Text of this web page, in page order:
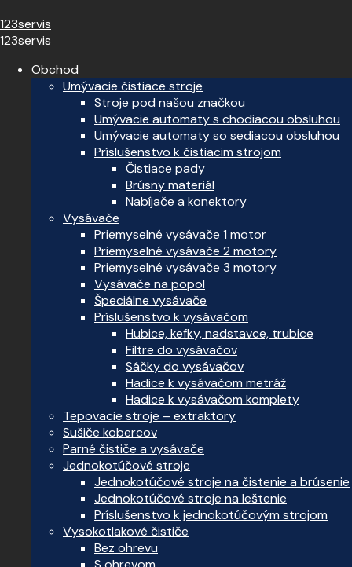
123servis
123servis
Obchod
Umývacie čistiace stroje
Stroje pod našou značkou
Umývacie automaty s chodiacou obsluhou
Umývacie automaty so sediacou obsluhou
Príslušenstvo k čistiacim strojom
Čistiace pady
Brúsny materiál
Nabíjače a konektory
Vysávače
Priemyselné vysávače 1 motor
Priemyselné vysávače 2 motory
Priemyselné vysávače 3 motory
Vysávače na popol
Špeciálne vysávače
Príslušenstvo k vysávačom
Hubice, kefky, nadstavce, trubice
Filtre do vysávačov
Sáčky do vysávačov
Hadice k vysávačom metráž
Hadice k vysávačom komplety
Tepovacie stroje – extraktory
Sušiče kobercov
Parné čističe a vysávače
Jednokotúčové stroje
Jednokotúčové stroje na čistenie a brúsenie
Jednokotúčové stroje na leštenie
Príslušenstvo k jednokotúčovým strojom
Vysokotlakové čističe
Bez ohrevu